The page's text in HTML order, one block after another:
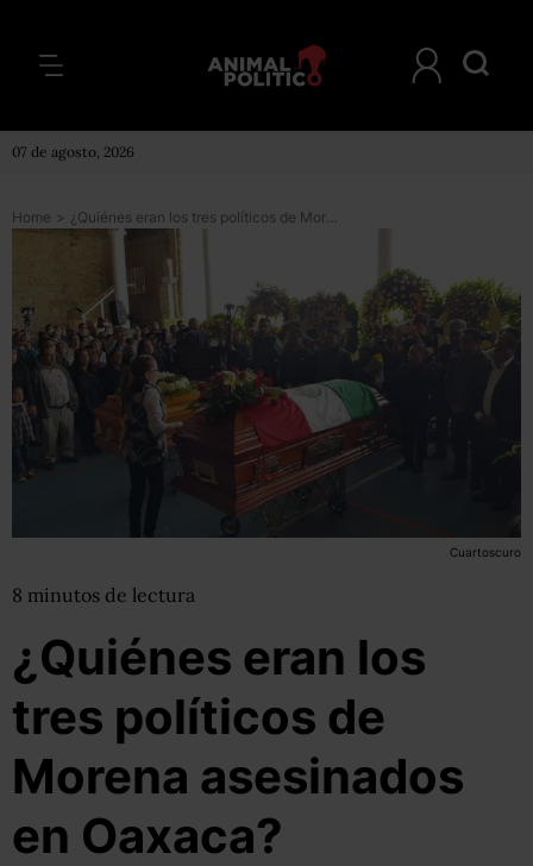
07 de agosto, 2026
Home > ¿Quiénes eran los tres políticos de Morena asesinados en Oaxaca?
Cuartoscuro
8 minutos de lectura
¿Quiénes eran los
tres políticos de
Morena asesinados
en Oaxaca?